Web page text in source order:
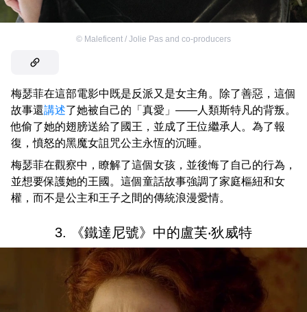
© Maleficent / Jolie Pas and co-producers
梅瑟菲在這部電影中既是反派又是女主角。除了善惡，這個
故事還講述了她被自己的「真愛」——人類斯特凡的背叛。
他偷了她的翅膀送給了國王，並成了王位繼承人。為了報
復，憤怒的黑魔女詛咒公主永恆的沉睡。
梅瑟菲在觀察中，瞭解了這個女孩，並後悔了自己的行為，
並想要保護她的王國。這個童話故事強調了家庭樞紐和女
權，而不是公主和王子之間的傳統浪漫愛情。
3. 《鐵達尼號》中的盧芙‧狄威特